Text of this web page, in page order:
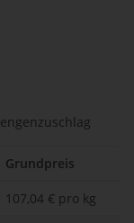
Grundpreis
107,04 € pro kg